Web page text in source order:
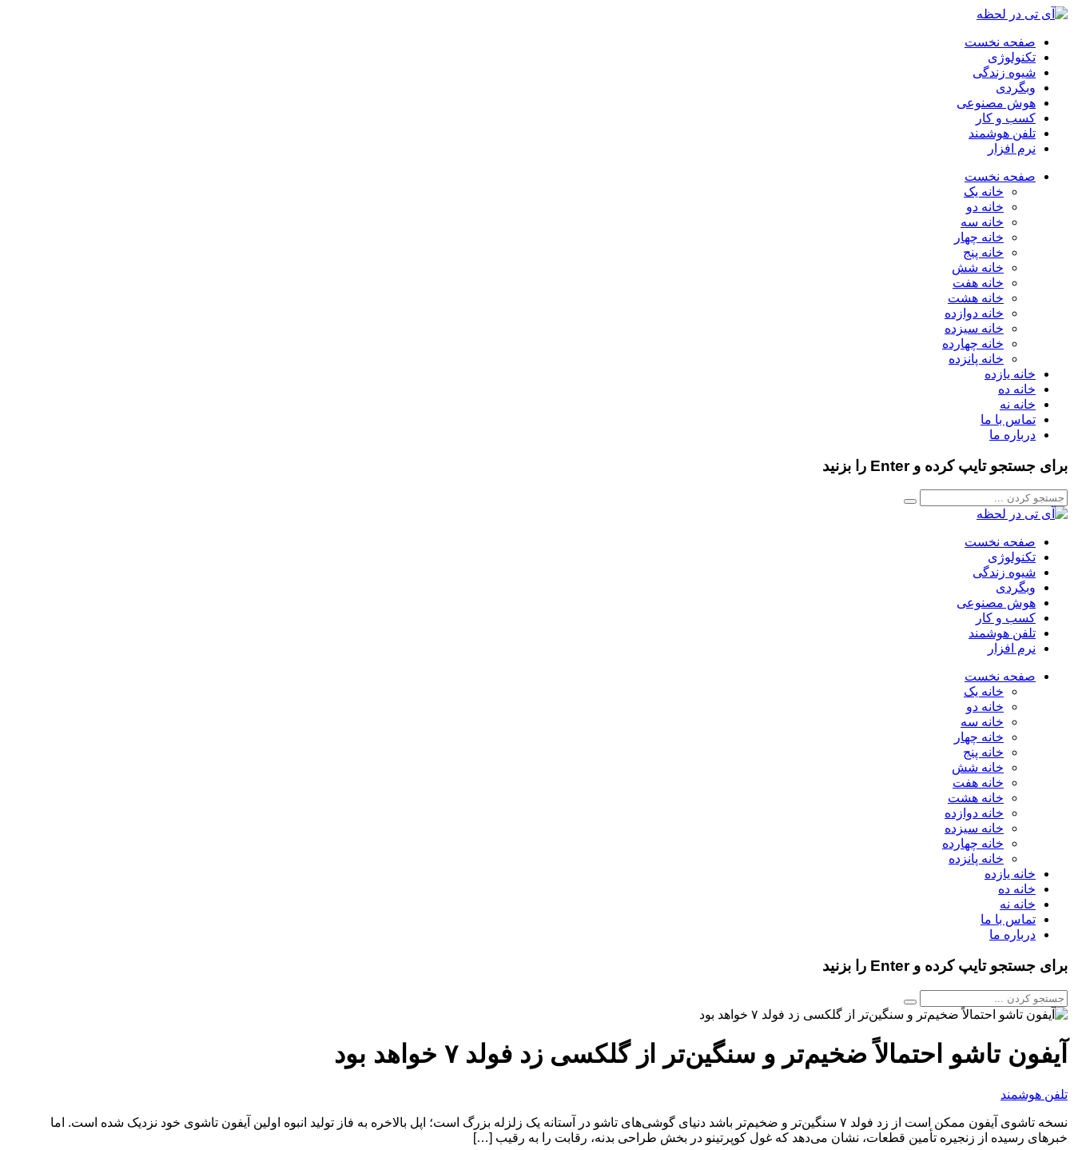
صفحه نخست
تکنولوژی
شیوه زندگی
وبگردی
هوش مصنوعی
کسب و کار
تلفن هوشمند
نرم افزار
صفحه نخست
خانه یک
خانه دو
خانه سه
خانه چهار
خانه پنج
خانه شش
خانه هفت
خانه هشت
خانه دوازده
خانه سیزده
خانه چهارده
خانه پانزده
خانه یازده
خانه ده
خانه نه
تماس با ما
درباره ما
برای جستجو تایپ کرده و Enter را بزنید
صفحه نخست
تکنولوژی
شیوه زندگی
وبگردی
هوش مصنوعی
کسب و کار
تلفن هوشمند
نرم افزار
صفحه نخست
خانه یک
خانه دو
خانه سه
خانه چهار
خانه پنج
خانه شش
خانه هفت
خانه هشت
خانه دوازده
خانه سیزده
خانه چهارده
خانه پانزده
خانه یازده
خانه ده
خانه نه
تماس با ما
درباره ما
برای جستجو تایپ کرده و Enter را بزنید
آیفون تاشو احتمالاً ضخیم‌تر و سنگین‌تر از گلکسی زد فولد ۷ خواهد بود
تلفن هوشمند
نسخه تاشوی آیفون ممکن است از زد فولد ۷ سنگین‌تر و ضخیم‌تر باشد دنیای گوشی‌های تاشو در آستانه یک زلزله بزرگ است؛ اپل بالاخره به فاز تولید انبوه اولین آیفون تاشوی خود نزدیک شده است. اما
خبرهای رسیده از زنجیره تأمین قطعات، نشان می‌دهد که غول کوپرتینو در بخش طراحی بدنه، رقابت را به رقیب […]